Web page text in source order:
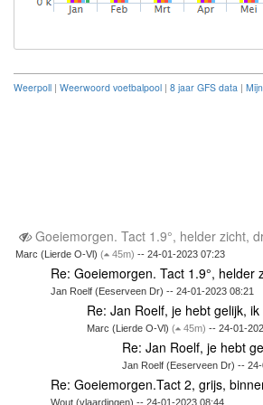
Weerpoll | Weerwoord voetbalpool | 8 jaar GFS data |
Goeiemorgen. Tact 1.9°, helder zicht,
Marc (Lierde O-Vl) ( 45m) -- 24-01-2023 07:23
Re: Goeiemorgen. Tact 1.9°,
Jan Roelf (Eeserveen Dr) -- 24-01-2023 08:21
Re: Jan Roelf, je hebt gelijk,
Marc (Lierde O-Vl) ( 45m) -- 24-01-
Re: Jan Roelf, je hebt
Jan Roelf (Eeserveen Dr) --
Re: Goeiemorgen.Tact 2, grijs,
Wout (vlaardingen) -- 24-01-2023 08:44